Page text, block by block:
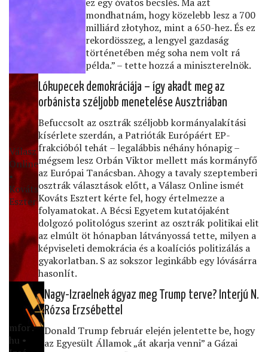
mondhatnám, hogy közelebb lesz a 700
milliárd złotyhoz, mint a 650-hez. És ez
rekordösszeg, a lengyel gazdaság
történetében még soha nem volt rá
példa.” – tette hozzá a miniszterelnök.
Válasz
Online
•
Kováts
Eszter
Lókupecek demokráciája – így akadt meg az
orbánista széljobb menetelése Ausztriában
Befuccsolt az osztrák széljobb kormányalakítási
kísérlete szerdán, a Patrióták Európáért EP-
frakcióból tehát – legalábbis néhány hónapig –
mégsem lesz Orbán Viktor mellett más kormányfő
az Európai Tanácsban. Ahogy a tavaly szeptemberi
osztrák választások előtt, a Válasz Online ismét
Kováts Esztert kérte fel, hogy értelmezze a
folyamatokat. A Bécsi Egyetem kutatójaként
dolgozó politológus szerint az osztrák politikai elit
az elmúlt öt hónapban látványossá tette, milyen a
képviseleti demokrácia és a koalíciós politizálás a
gyakorlatban. S az sokszor leginkább egy lóvásárra
hasonlít.
mfor․
hu •
Nagy-Izraelnek ágyaz meg Trump terve? Interjú N.
Rózsa Erzsébettel
Donald Trump február elején jelentette be, hogy
az Egyesült Államok „át akarja venni” a Gázai